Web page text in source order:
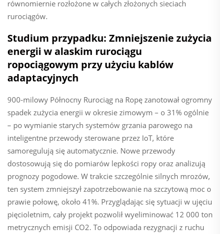
równomiernie rozłożone w całych złożonych sieciach
rurociągów.
Studium przypadku: Zmniejszenie zużycia
energii w alaskim rurociągu
ropociągowym przy użyciu kablów
adaptacyjnych
900-milowy Północny Rurociąg na Ropę zanotował ogromny
spadek zużycia energii w okresie zimowym – o 31% ogólnie
– po wymianie starych systemów grzania parowego na
inteligentne przewody sterowane przez IoT, które
samoregulują się automatycznie. Nowe przewody
dostosowują się do pomiarów lepkości ropy oraz analizują
prognozy pogodowe. W trakcie szczególnie silnych mrozów,
ten system zmniejszył zapotrzebowanie na szczytową moc o
prawie połowę, około 41%. Przyglądając się sytuacji w ujęciu
pięcioletnim, cały projekt pozwolił wyeliminować 12 000 ton
metrycznych emisji CO2. To odpowiada rezygnacji z ruchu